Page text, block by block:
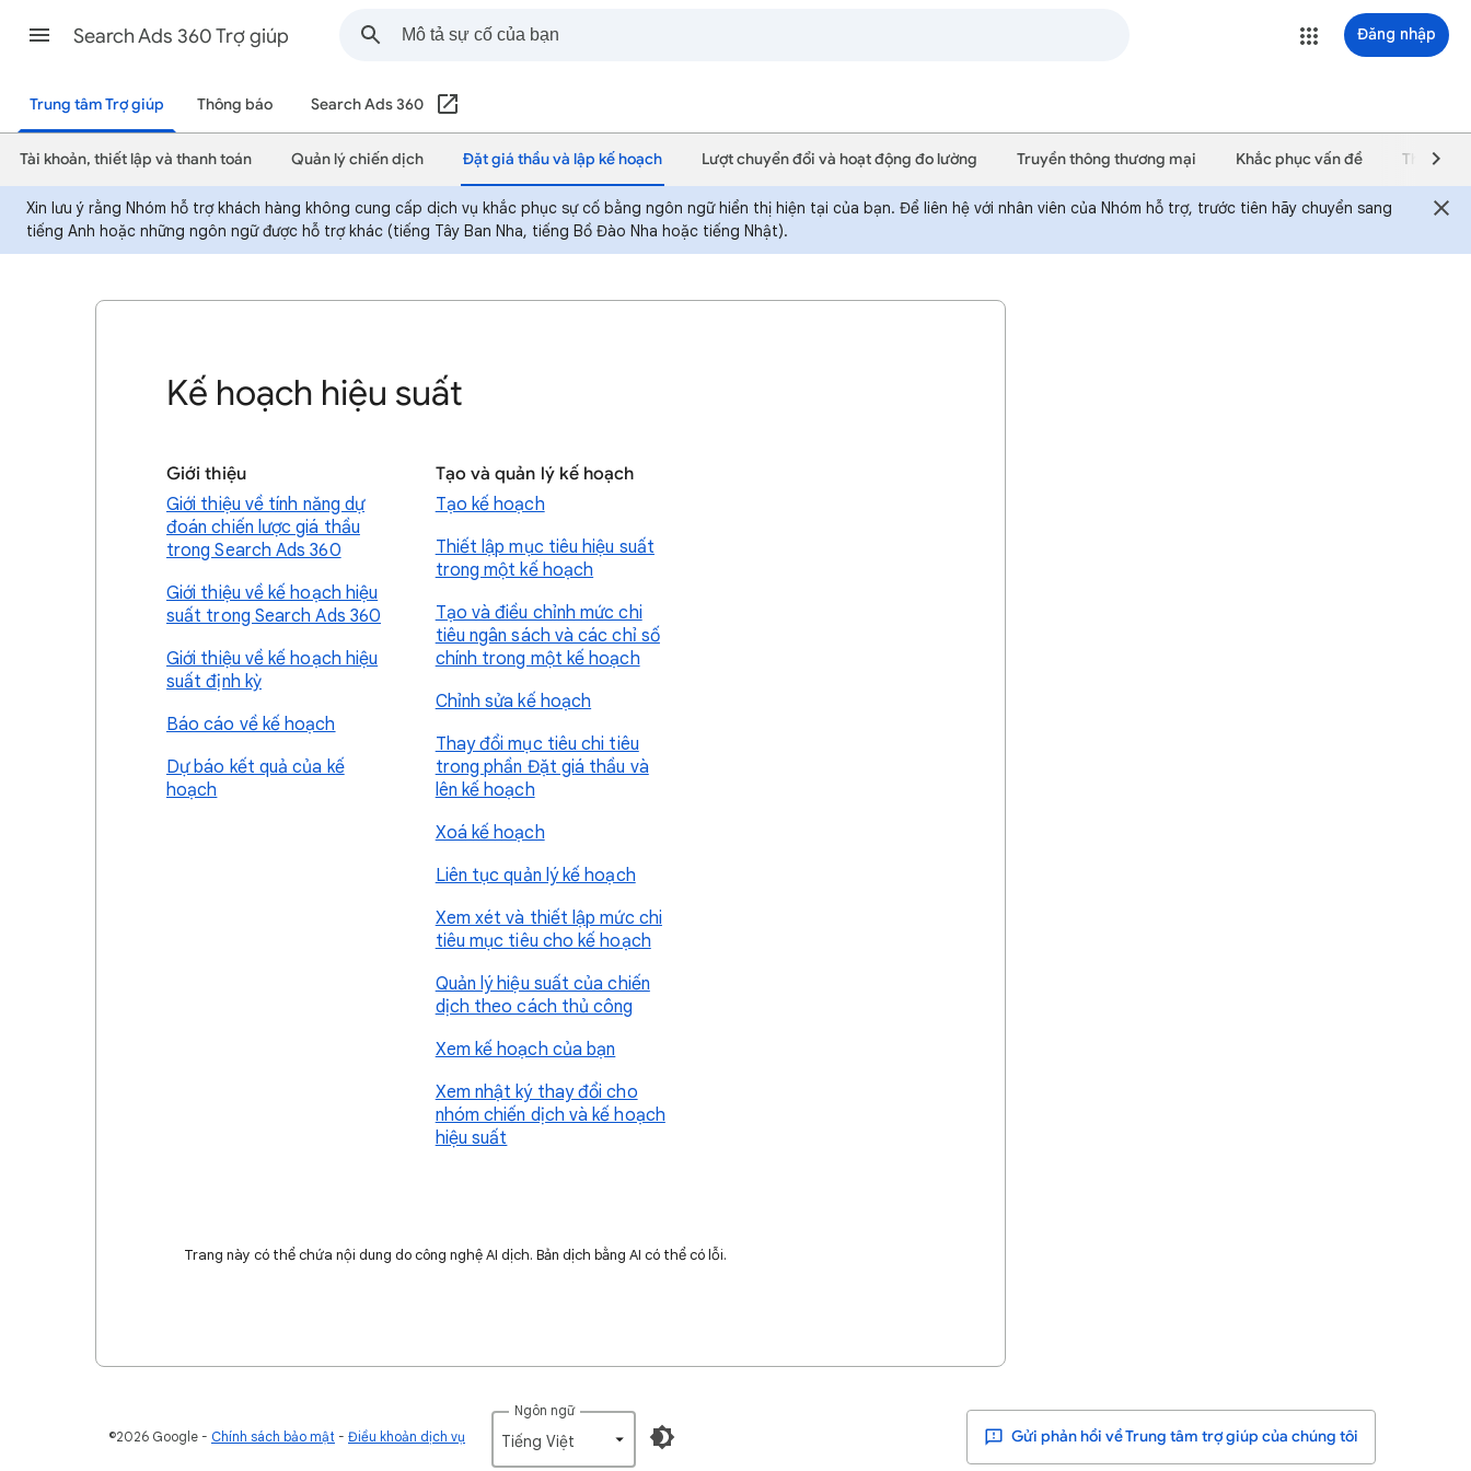
Search Ads 360 Trợ giúp Đăng nhập
Trung tâm Trợ giúp Thông báo Search Ads 360
Tài khoản, thiết lập và thanh toán Quản lý chiến dịch Đặt giá thầu và lập kế hoạch Lượt chuyển đổi và hoạt động đo lường Truyền thông thương mại Khắc phục vấn đề Thông
Xin lưu ý rằng Nhóm hỗ trợ khách hàng không cung cấp dịch vụ khắc phục sự cố bằng ngôn ngữ hiển thị hiện tại của bạn. Để liên hệ với nhân viên của Nhóm hỗ trợ, trước tiên hãy chuyển sang
tiếng Anh hoặc những ngôn ngữ được hỗ trợ khác (tiếng Tây Ban Nha, tiếng Bồ Đào Nha hoặc tiếng Nhật).
Kế hoạch hiệu suất
Giới thiệu
Giới thiệu về tính năng dự
đoán chiến lược giá thầu
trong Search Ads 360
Giới thiệu về kế hoạch hiệu
suất trong Search Ads 360
Giới thiệu về kế hoạch hiệu
suất định kỳ
Báo cáo về kế hoạch
Dự báo kết quả của kế
hoạch
Tạo và quản lý kế hoạch
Tạo kế hoạch
Thiết lập mục tiêu hiệu suất
trong một kế hoạch
Tạo và điều chỉnh mức chi
tiêu ngân sách và các chỉ số
chính trong một kế hoạch
Chỉnh sửa kế hoạch
Thay đổi mục tiêu chi tiêu
trong phần Đặt giá thầu và
lên kế hoạch
Xoá kế hoạch
Liên tục quản lý kế hoạch
Xem xét và thiết lập mức chi
tiêu mục tiêu cho kế hoạch
Quản lý hiệu suất của chiến
dịch theo cách thủ công
Xem kế hoạch của bạn
Xem nhật ký thay đổi cho
nhóm chiến dịch và kế hoạch
hiệu suất
Trang này có thể chứa nội dung do công nghệ AI dịch. Bản dịch bằng AI có thể có lỗi.
©2026 Google Chính sách bảo mật Điều khoản dịch vụ
Ngôn ngữ
Tiếng Việt‎ Gửi phản hồi về Trung tâm trợ giúp của chúng tôi